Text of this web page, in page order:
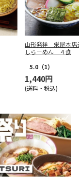
山形発祥 栄屋本店
しらーめん ４食
5.0 （1）
1,440円
(送料・税込)